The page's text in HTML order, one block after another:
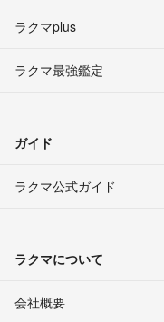
ラクマplus
ラクマ最強鑑定
ガイド
ラクマ公式ガイド
ラクマについて
会社概要